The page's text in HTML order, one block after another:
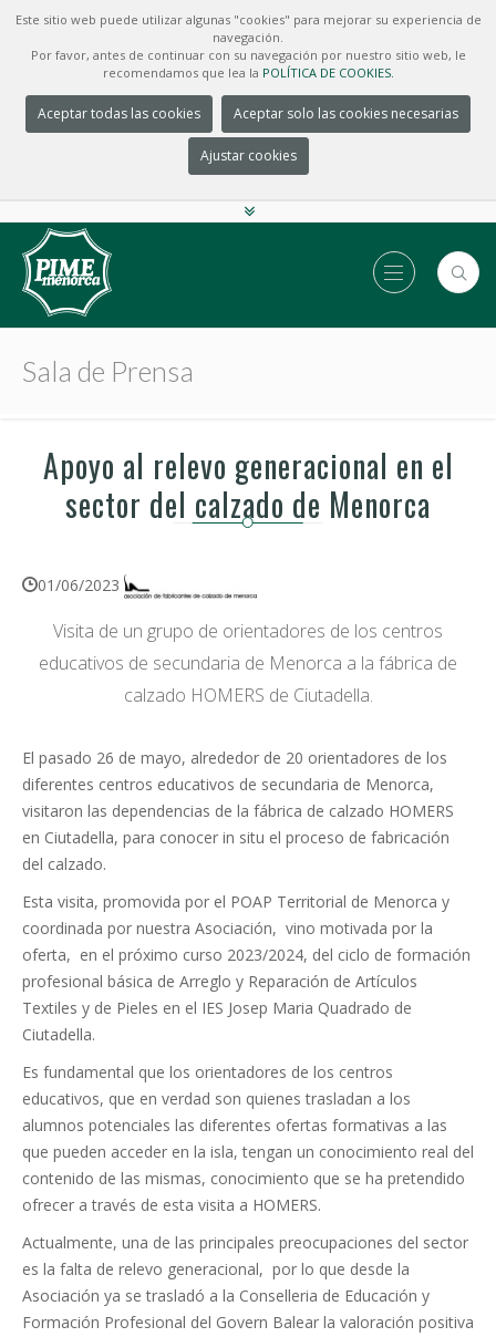
Este sitio web puede utilizar algunas "cookies" para mejorar su experiencia de
navegación.
Por favor, antes de continuar con su navegación por nuestro sitio web, le
recomendamos que lea la POLÍTICA DE COOKIES.
Aceptar todas las cookies Aceptar solo las cookies necesarias
Ajustar cookies
Sala de Prensa
Apoyo al relevo generacional en el
sector del calzado de Menorca
01/06/2023
Visita de un grupo de orientadores de los centros
educativos de secundaria de Menorca a la fábrica de
calzado HOMERS de Ciutadella.
El pasado 26 de mayo, alrededor de 20 orientadores de los
diferentes centros educativos de secundaria de Menorca,
visitaron las dependencias de la fábrica de calzado HOMERS
en Ciutadella, para conocer in situ el proceso de fabricación
del calzado.
Esta visita, promovida por el POAP Territorial de Menorca y
coordinada por nuestra Asociación, vino motivada por la
oferta, en el próximo curso 2023/2024, del ciclo de formación
profesional básica de Arreglo y Reparación de Artículos
Textiles y de Pieles en el IES Josep Maria Quadrado de
Ciutadella.
Es fundamental que los orientadores de los centros
educativos, que en verdad son quienes trasladan a los
alumnos potenciales las diferentes ofertas formativas a las
que pueden acceder en la isla, tengan un conocimiento real del
contenido de las mismas, conocimiento que se ha pretendido
ofrecer a través de esta visita a HOMERS.
Actualmente, una de las principales preocupaciones del sector
es la falta de relevo generacional, por lo que desde la
Asociación ya se trasladó a la Conselleria de Educación y
Formación Profesional del Govern Balear la valoración positiva